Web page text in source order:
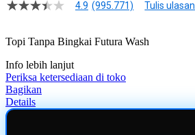
4.9
bintang,
rating
rata-
rata.
Read
13
Reviews.
4.9 (995.771) Tulis ulasan
Topi Tanpa Bingkai Futura Wash
Info lebih lanjut
Periksa ketersediaan di toko
Bagikan
Details